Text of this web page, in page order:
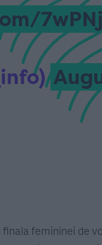
finala femininei de